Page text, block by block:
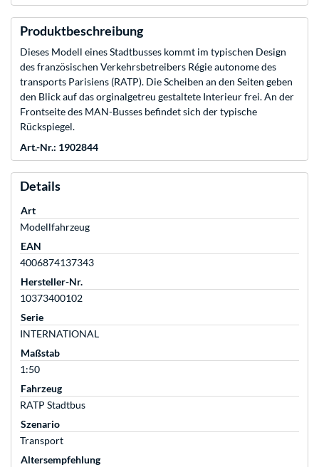
Produktbeschreibung
Dieses Modell eines Stadtbusses kommt im typischen Design
des französischen Verkehrsbetreibers Régie autonome des
transports Parisiens (RATP). Die Scheiben an den Seiten geben
den Blick auf das orginalgetreu gestaltete Interieur frei. An der
Frontseite des MAN-Busses befindet sich der typische
Rückspiegel.
Art.-Nr.: 1902844
Details
Art
Modellfahrzeug
EAN
4006874137343
Hersteller-Nr.
10373400102
Serie
INTERNATIONAL
Maßstab
1:50
Fahrzeug
RATP Stadtbus
Szenario
Transport
Altersempfehlung